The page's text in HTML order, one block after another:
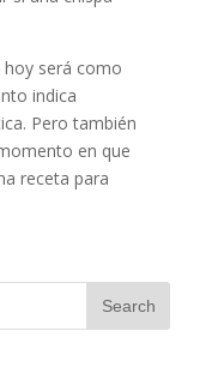
hoy será como
indica
Pero también
en que
receta para